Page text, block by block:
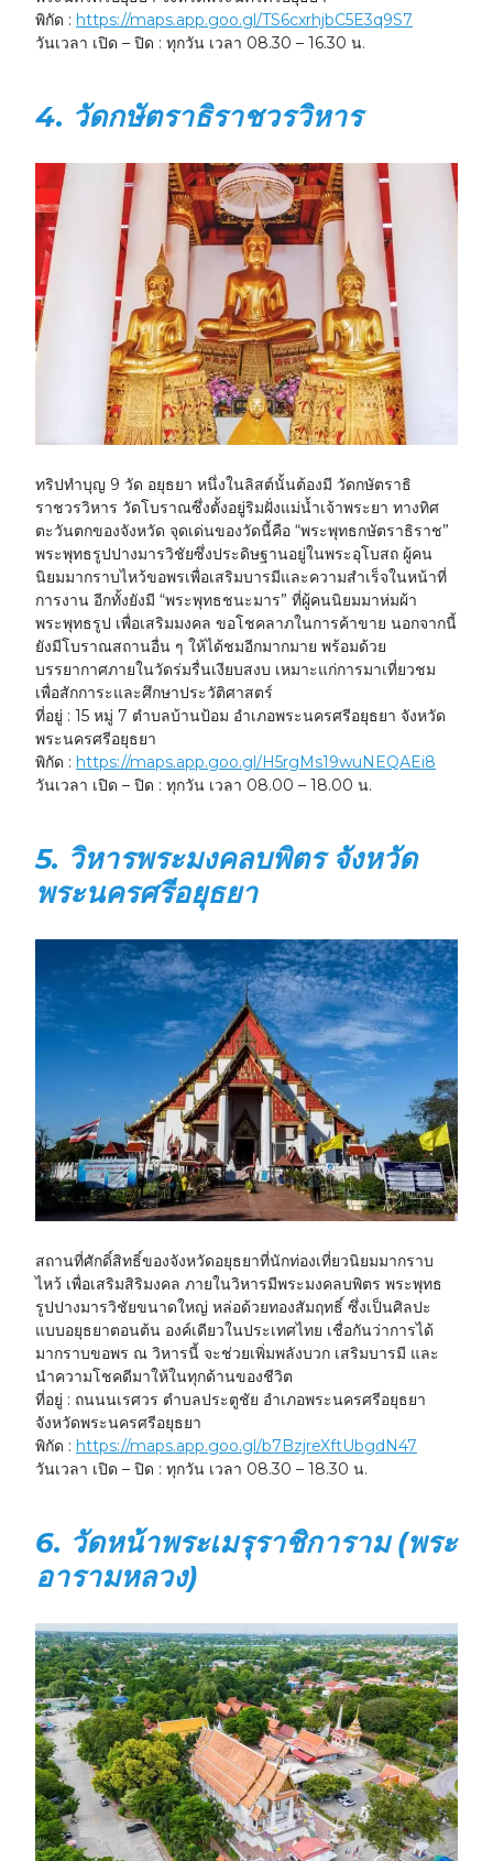
พิกัด : https://maps.app.goo.gl/TS6cxrhjbC5E3q9S7
วันเวลา เปิด – ปิด : ทุกวัน เวลา 08.30 – 16.30 น.
4. วัดกษัตราธิราชวรวิหาร
ทริปทําบุญ 9 วัด อยุธยา หนึ่งในลิสต์นั้นต้องมี วัดกษัตราธิ
ราชวรวิหาร วัดโบราณซึ่งตั้งอยู่ริมฝั่งแม่น้ำเจ้าพระยา ทางทิศ
ตะวันตกของจังหวัด จุดเด่นของวัดนี้คือ “พระพุทธกษัตราธิราช”
พระพุทธรูปปางมารวิชัยซึ่งประดิษฐานอยู่ในพระอุโบสถ ผู้คน
นิยมมากราบไหว้ขอพรเพื่อเสริมบารมีและความสำเร็จในหน้าที่
การงาน อีกทั้งยังมี “พระพุทธชนะมาร” ที่ผู้คนนิยมมาห่มผ้า
พระพุทธรูป เพื่อเสริมมงคล ขอโชคลาภในการค้าขาย นอกจากนี้
ยังมีโบราณสถานอื่น ๆ ให้ได้ชมอีกมากมาย พร้อมด้วย
บรรยากาศภายในวัดร่มรื่นเงียบสงบ เหมาะแก่การมาเที่ยวชม
เพื่อสักการะและศึกษาประวัติศาสตร์
ที่อยู่ : 15 หมู่ 7 ตำบลบ้านป้อม อำเภอพระนครศรีอยุธยา จังหวัด
พระนครศรีอยุธยา
พิกัด : https://maps.app.goo.gl/H5rgMs19wuNEQAEi8
วันเวลา เปิด – ปิด : ทุกวัน เวลา 08.00 – 18.00 น.
5. วิหารพระมงคลบพิตร จังหวัด
พระนครศรีอยุธยา
สถานที่ศักดิ์สิทธิ์ของจังหวัดอยุธยาที่นักท่องเที่ยวนิยมมากราบ
ไหว้ เพื่อเสริมสิริมงคล ภายในวิหารมีพระมงคลบพิตร พระพุทธ
รูปปางมารวิชัยขนาดใหญ่ หล่อด้วยทองสัมฤทธิ์ ซึ่งเป็นศิลปะ
แบบอยุธยาตอนต้น องค์เดียวในประเทศไทย เชื่อกันว่าการได้
มากราบขอพร ณ วิหารนี้ จะช่วยเพิ่มพลังบวก เสริมบารมี และ
นำความโชคดีมาให้ในทุกด้านของชีวิต
ที่อยู่ : ถนนนเรศวร ตำบลประตูชัย อำเภอพระนครศรีอยุธยา
จังหวัดพระนครศรีอยุธยา
พิกัด : https://maps.app.goo.gl/b7BzjreXftUbgdN47
วันเวลา เปิด – ปิด : ทุกวัน เวลา 08.30 – 18.30 น.
6. วัดหน้าพระเมรุราชิการาม (พระ
อารามหลวง)